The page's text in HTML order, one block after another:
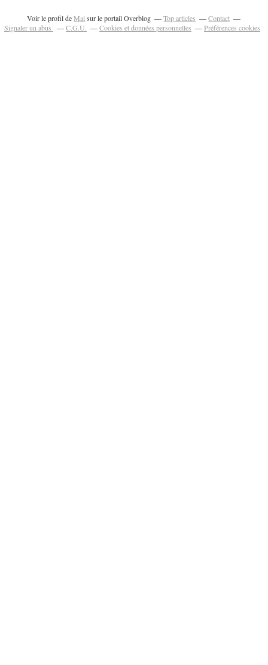
Voir le profil deMai sur le portail Overblog Top articles
Contact
Signaler un abus
C.G.U. Cookies et données personnelles Préférences cookies